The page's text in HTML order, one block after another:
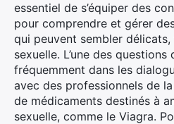
essentiel de s’équiper des
pour comprendre et gérer
qui peuvent sembler
sexuelle. L’une des questions
fréquemment dans les
avec des professionnels de
de médicaments destinés à
sexuelle, comme le Viagra.